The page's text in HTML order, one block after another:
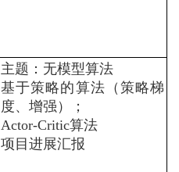
主题：无模型算法
基于策略的算法（策略梯
度、增强）；
Actor-Critic算法
项目进展汇报